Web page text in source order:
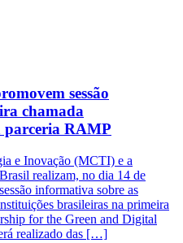
sessão
chamada
parceria RAMP
e Inovação (MCTI) e a
realizam, no dia 14 de
informativa sobre as
brasileiras na primeira
for the Green and Digital
realizado das […]